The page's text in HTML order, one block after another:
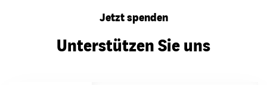
Jetzt spenden
Unterstützen Sie uns